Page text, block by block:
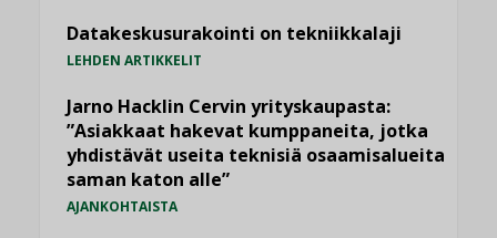
Datakeskusurakointi on tekniikkalaji
LEHDEN ARTIKKELIT
Jarno Hacklin Cervin yrityskaupasta:
”Asiakkaat hakevat kumppaneita, jotka
yhdistävät useita teknisiä osaamisalueita
saman katon alle”
AJANKOHTAISTA